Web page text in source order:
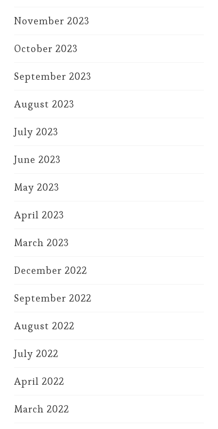
November 2023
October 2023
September 2023
August 2023
July 2023
June 2023
May 2023
April 2023
March 2023
December 2022
September 2022
August 2022
July 2022
April 2022
March 2022